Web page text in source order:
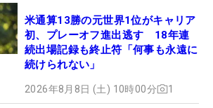
米通算13勝の元世界1位がキャリア
初、プレーオフ進出逃す 18年連
続出場記録も終止符「何事も永遠に
続けられない」
2026年8月8日 (土) 10時00分 1